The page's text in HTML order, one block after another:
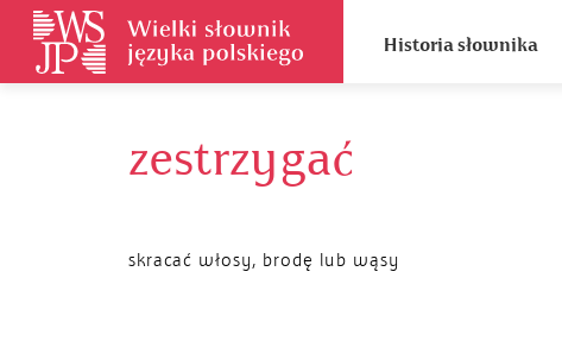
Historia słownika
zestrzygać
skracać włosy, brodę lub wąsy